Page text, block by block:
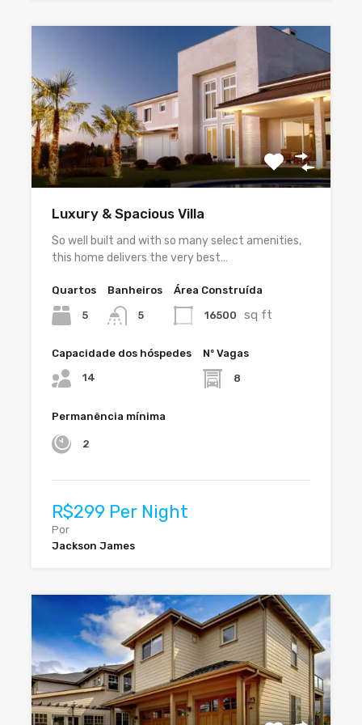
Luxury & Spacious Villa
So well built and with so many select amenities,
this home delivers the very best…
Quartos
5
Banheiros
5
Área Construída
16500 sq ft
Capacidade dos hóspedes
14
Nº Vagas
8
Permanência mínima
2
R$299 Per Night
Por
Jackson James